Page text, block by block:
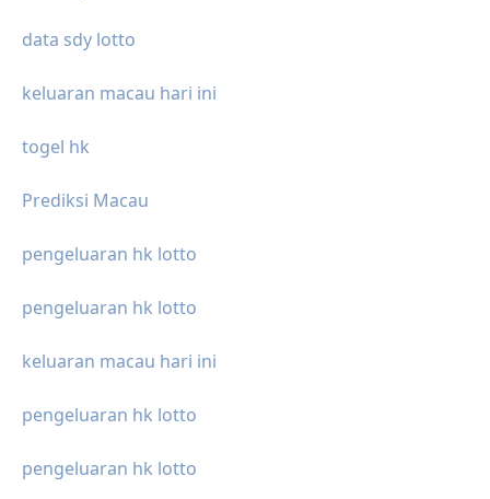
data sdy lotto
keluaran macau hari ini
togel hk
Prediksi Macau
pengeluaran hk lotto
pengeluaran hk lotto
keluaran macau hari ini
pengeluaran hk lotto
pengeluaran hk lotto